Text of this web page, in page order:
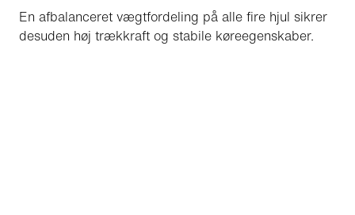
En afbalanceret vægtfordeling på alle fire hjul sikrer
desuden høj trækkraft og stabile køreegenskaber.